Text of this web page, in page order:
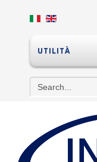
UTILITÀ